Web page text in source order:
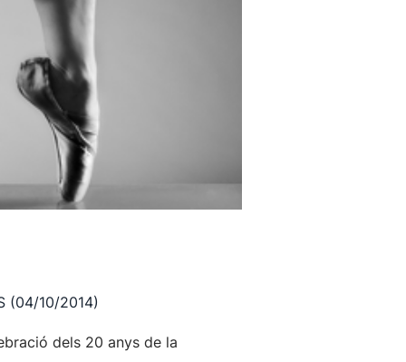
(04/10/2014)
dels 20 anys de la